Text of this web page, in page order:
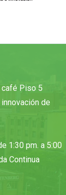
Piso 5
de
1:30 pm. a 5:00
Continua